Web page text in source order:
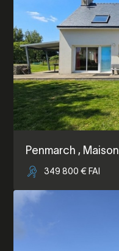
Penmarch , Maison
349 800 € FAI